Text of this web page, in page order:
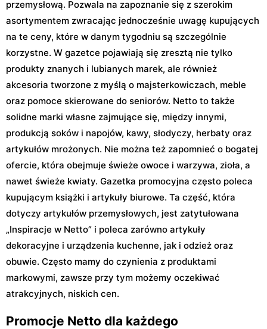
przemysłową. Pozwala na zapoznanie się z szerokim
asortymentem zwracając jednocześnie uwagę kupujących
na te ceny, które w danym tygodniu są szczególnie
korzystne. W gazetce pojawiają się zresztą nie tylko
produkty znanych i lubianych marek, ale również
akcesoria tworzone z myślą o majsterkowiczach, meble
oraz pomoce skierowane do seniorów. Netto to także
solidne marki własne zajmujące się, między innymi,
produkcją soków i napojów, kawy, słodyczy, herbaty oraz
artykułów mrożonych. Nie można też zapomnieć o bogatej
ofercie, która obejmuje świeże owoce i warzywa, zioła, a
nawet świeże kwiaty. Gazetka promocyjna często poleca
kupującym książki i artykuły biurowe. Ta część, która
dotyczy artykułów przemysłowych, jest zatytułowana
„Inspiracje w Netto” i poleca zarówno artykuły
dekoracyjne i urządzenia kuchenne, jak i odzież oraz
obuwie. Często mamy do czynienia z produktami
markowymi, zawsze przy tym możemy oczekiwać
atrakcyjnych, niskich cen.
Promocje Netto dla każdego